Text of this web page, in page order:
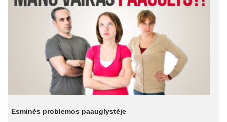
Esminės problemos paauglystėje